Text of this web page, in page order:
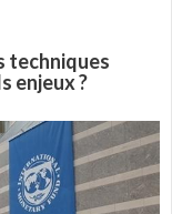
techniques
enjeux ?